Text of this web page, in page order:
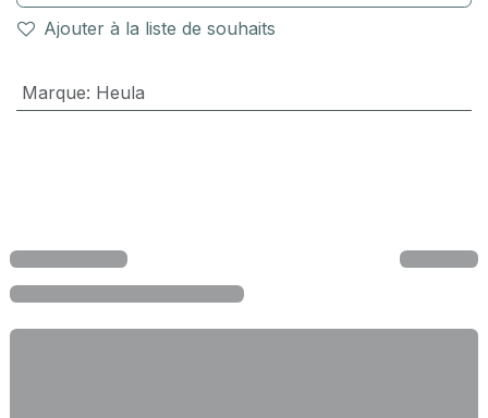
Ajouter à la liste de souhaits
Marque: Heula